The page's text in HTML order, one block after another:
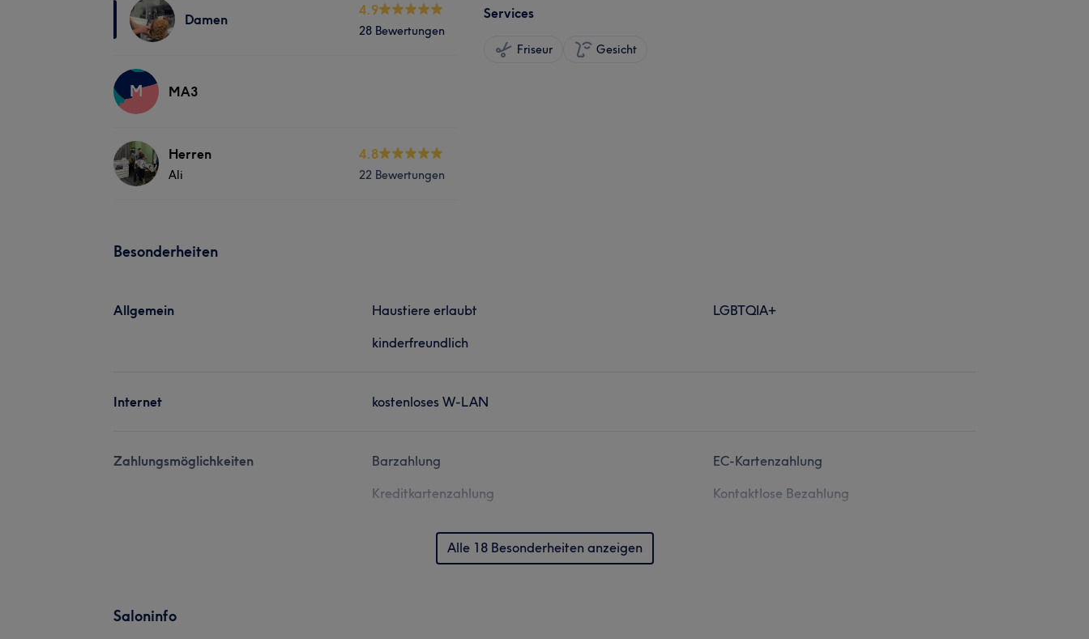
Damen
4.9
28 Bewertungen
M MA3
Herren
Ali
4.8
22 Bewertungen
Services
Friseur Gesicht
Besonderheiten
Allgemein
Haustiere erlaubt
kinderfreundlich
LGBTQIA+
Internet kostenloses W-LAN
Zahlungsmöglichkeiten
Barzahlung
Kreditkartenzahlung
EC-Kartenzahlung
Kontaktlose Bezahlung
Alle 18 Besonderheiten anzeigen
Saloninfo